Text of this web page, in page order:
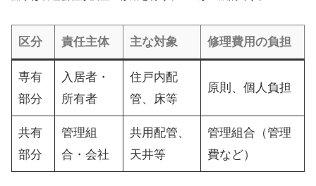
区分 責任主体 主な対象 修理費用の負担
専有
部分
入居者・
所有者
住戸内配
管、床等
原則、個人負担
共有
部分
管理組
合・会社
共用配管、
天井等
管理組合（管理
費など）